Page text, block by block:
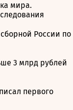
мира.
России по
3 млрд рублей
первого